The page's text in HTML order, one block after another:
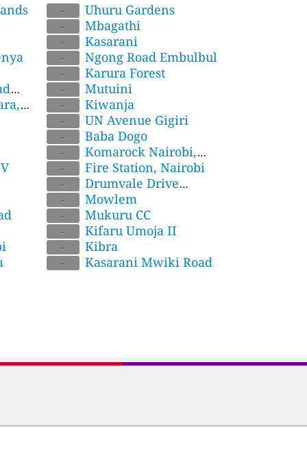
- Uhuru Gardens
- Mbagathi
- Kasarani
- Ngong Road Embulbul
- Karura Forest
- Mutuini
- Kiwanja
- UN Avenue Gigiri
- Baba Dogo
-
Komarock Nairobi,
Kenya
- Fire Station, Nairobi
-
Drumvale Drive
Kamulu
- Mowlem
- Mukuru CC
- Kifaru Umoja II
- Kibra
- Kasarani Mwiki Road